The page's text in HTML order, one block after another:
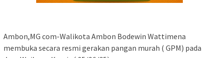
Ambon,MG com-Walikota Ambon Bodewin Wattimena
membuka secara resmi gerakan pangan murah ( GPM) pada